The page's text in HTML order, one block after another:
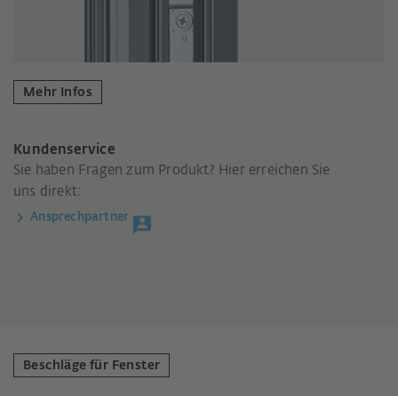
Mehr Infos
Kundenservice
Sie haben Fragen zum Produkt? Hier erreichen Sie
uns direkt:
Ansprechpartner
Beschläge für Fenster